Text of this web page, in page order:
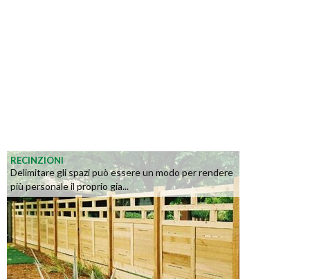
RECINZIONI
Delimitare gli spazi può essere un modo per rendere
più personale il proprio gia...